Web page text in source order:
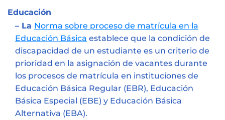
Educación
– La Norma sobre proceso de matrícula en la
Educación Básica establece que la condición de
discapacidad de un estudiante es un criterio de
prioridad en la asignación de vacantes durante
los procesos de matrícula en instituciones de
Educación Básica Regular (EBR), Educación
Básica Especial (EBE) y Educación Básica
Alternativa (EBA).